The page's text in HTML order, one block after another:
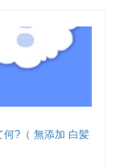
何?（ 無添加 白髪